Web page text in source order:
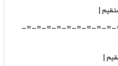
-=-=-=-=-=-=-=-=-